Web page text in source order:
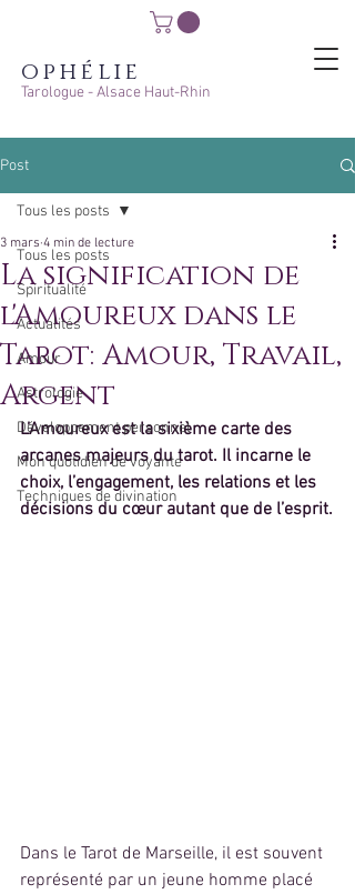
ophélie
Tarologue - Alsace Haut-Rhin
Post
Tous les posts
Spiritualité
Actualités
Amour
Astrologie
Développement personnel
Mon quotidien de voyante
Techniques de divination
Tous les posts
La signification de
l'Amoureux dans le
Tarot: Amour, Travail,
Argent
3 mars 4 min de lecture
L’Amoureux est la sixième carte des
arcanes majeurs du tarot. Il incarne le
choix, l’engagement, les relations et les
décisions du cœur autant que de l’esprit.
Dans le Tarot de Marseille, il est souvent
représenté par un jeune homme placé